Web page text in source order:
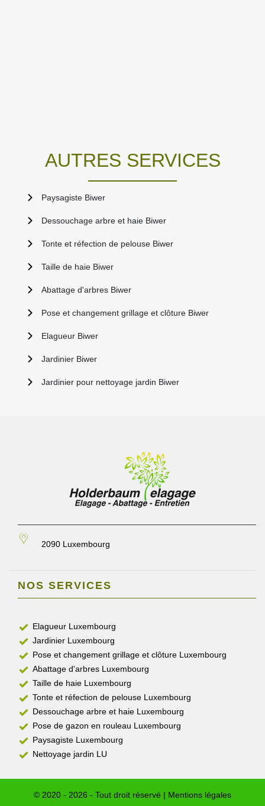
AUTRES SERVICES
Paysagiste Biwer
Dessouchage arbre et haie Biwer
Tonte et réfection de pelouse Biwer
Taille de haie Biwer
Abattage d'arbres Biwer
Pose et changement grillage et clôture Biwer
Elagueur Biwer
Jardinier Biwer
Jardinier pour nettoyage jardin Biwer
2090 Luxembourg
NOS SERVICES
Elagueur Luxembourg
Jardinier Luxembourg
Pose et changement grillage et clôture Luxembourg
Abattage d'arbres Luxembourg
Taille de haie Luxembourg
Tonte et réfection de pelouse Luxembourg
Dessouchage arbre et haie Luxembourg
Pose de gazon en rouleau Luxembourg
Paysagiste Luxembourg
Nettoyage jardin LU
© 2020 - 2026 - Tout droit réservé | Mentions légales